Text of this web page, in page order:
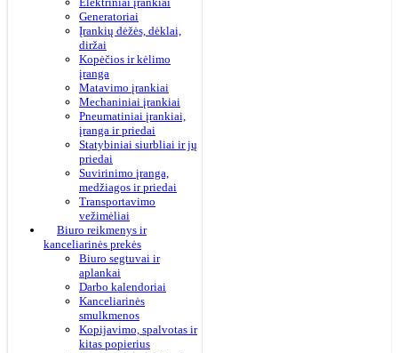
Generatoriai
Įrankių dėžės, dėklai,
diržai
Kopėčios ir kėlimo
įranga
Matavimo įrankiai
Mechaniniai įrankiai
Pneumatiniai įrankiai,
įranga ir priedai
Statybiniai siurbliai ir jų
priedai
Suvirinimo įranga,
medžiagos ir priedai
Transportavimo
vežimėliai
Biuro reikmenys ir
kanceliarinės prekės
Biuro segtuvai ir
aplankai
Darbo kalendoriai
Kanceliarinės
smulkmenos
Kopijavimo, spalvotas ir
kitas popierius